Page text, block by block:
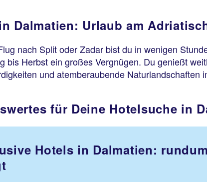
Dalmatien: Urlaub am
nach Split oder Zadar bist du in wenigen
bis Herbst ein großes Vergnügen. Du genießt
und atemberaubende Naturlandschaften
für Deine Hotelsuche in
Hotels in Dalmatien: rundum